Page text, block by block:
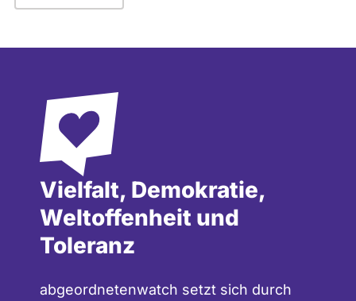
Vielfalt, Demokratie,
Weltoffenheit und
Toleranz
abgeordnetenwatch setzt sich durch